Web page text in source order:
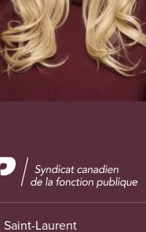
Saint-Laurent